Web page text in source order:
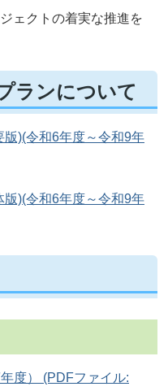
ェクトの着実な推進を
ランについて
)(令和6年度～令和9年
)(令和6年度～令和9年
度） (PDFファイル: